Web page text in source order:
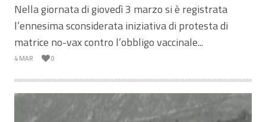
Nella giornata di giovedì 3 marzo si è registrata
l’ennesima sconsiderata iniziativa di protesta di
matrice no-vax contro l’obbligo vaccinale...
4 MAR 0